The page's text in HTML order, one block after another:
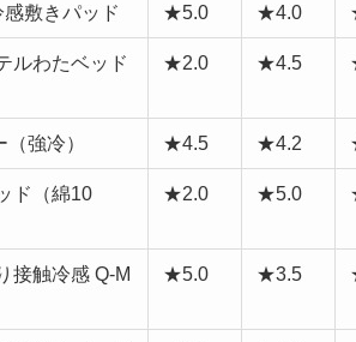
敷きパッド ★5.0 ★4.0
ルわたベッド
★2.0 ★4.5
強冷） ★4.5 ★4.2
ド（綿10
★2.0 ★5.0
接触冷感 Q-M
★5.0 ★3.5